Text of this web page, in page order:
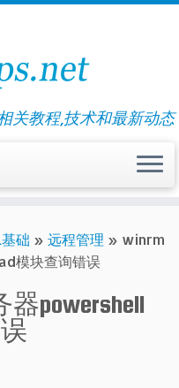
相关教程,技术和最新动态
础 » 远程管理 » winrm
模块查询错误
powershell